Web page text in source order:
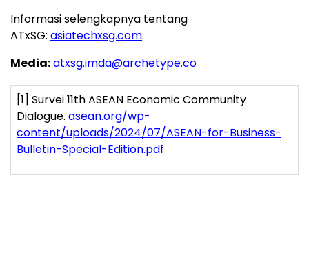
Informasi selengkapnya tentang
ATxSG: asiatechxsg.com.
Media:atxsg.imda@archetype.co
[1] Survei 11thASEAN Economic Community
Dialogue. asean.org/wp-
content/uploads/2024/07/ASEAN-for-Business-
Bulletin-Special-Edition.pdf